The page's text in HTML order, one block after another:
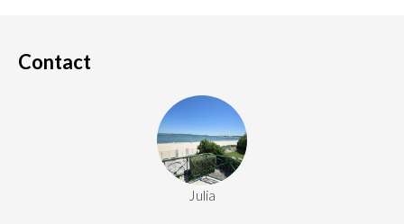
Contact
Julia